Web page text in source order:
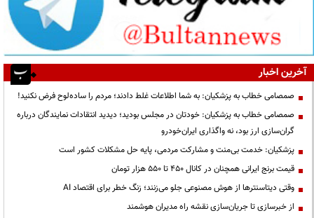
آخرین اخبار
صمصامی خطاب به پزشکیان: به شما اطلاعات غلط دادند؛ مردم را ساده‌لوح فرض نکنید!
صمصامی خطاب به پزشکیان: خودتان در مجلس بودید؛ دیدید انتقادات نمایندگان درباره
گران‌سازی ارز بود، نه واگذاری ایران‌خودرو
پزشکیان: خدمت بی‌منت و مشارکت مردمی، پایه حل مشکلات کشور است
قیمت‌ برنج ایرانی همچنان در کانال ۴۵۰ تا ۵۵۰ هزار تومان
وقتی دیتاسنترها از هوش مصنوعی جلو می‌زنند؛ زنگ خطر برای اقتصاد AI
از خبرسازی تا جریان‌سازی نقشه راه مدیران هوشمند